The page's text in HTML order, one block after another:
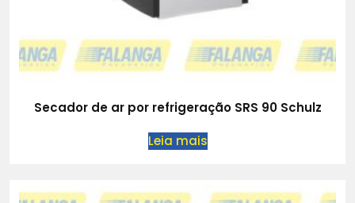
Secador de ar por refrigeração SRS 90 Schulz
Leia mais